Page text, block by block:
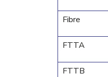
Fibre
FTTA
FTTB